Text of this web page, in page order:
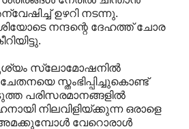
ഉഴറി നടന്നു.
നന്ദന്റെ ദേഹത്ത് ചോര
സ്ലോമോഷനില്‍
സ്തംഭിപ്പിച്ചുകൊണ്ട്
പരിസരമാനങ്ങളില്‍
നിലവിളിയ്ക്കുന്ന ഒരാളെ
അമക്കുമ്പോള്‍ വേറൊരാള്‍